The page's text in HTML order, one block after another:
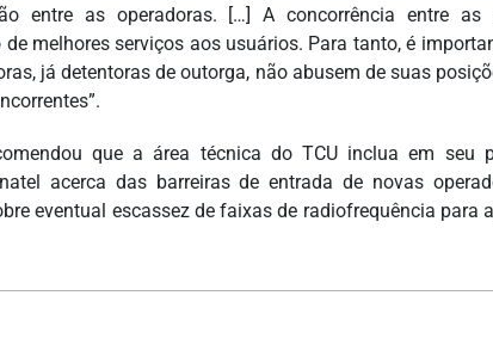
entre as operadoras. […] A concorrência entre as
melhores serviços aos usuários. Para tanto, é
já detentoras de outorga, não abusem de suas
que a área técnica do TCU inclua em seu
acerca das barreiras de entrada de novas
eventual escassez de faixas de radiofrequência para